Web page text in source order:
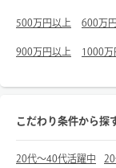
500万円以上 600万
900万円以上 1000万
こだわり条件から探
20代～40代活躍中